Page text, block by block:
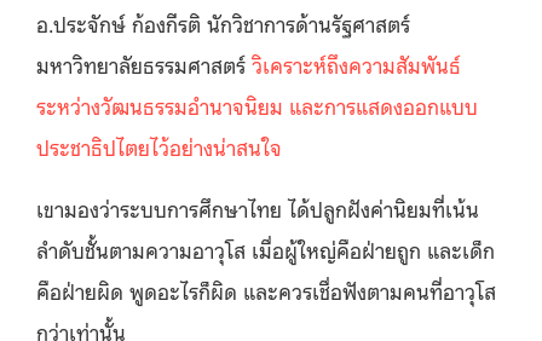
อ.ประจักษ์ ก้องกีรติ นักวิชาการด้านรัฐศาสตร์
มหาวิทยาลัยธรรมศาสตร์ วิเคราะห์ถึงความสัมพันธ์
ระหว่างวัฒนธรรมอำนาจนิยม และการแสดงออกแบบ
ประชาธิปไตยไว้อย่างน่าสนใจ
เขามองว่าระบบการศึกษาไทย ได้ปลูกฝังค่านิยมที่เน้น
ลำดับชั้นตามความอาวุโส เมื่อผู้ใหญ่คือฝ่ายถูก และเด็ก
คือฝ่ายผิด พูดอะไรก็ผิด และควรเชื่อฟังตามคนที่อาวุโส
กว่าเท่านั้น